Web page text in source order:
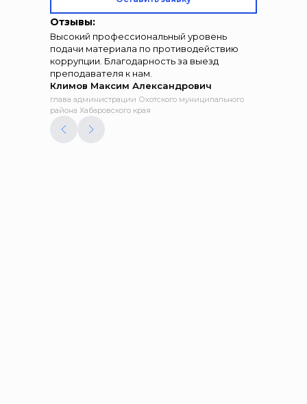
Отзывы:
Высокий профессиональный уровень
подачи материала по противодействию
коррупции. Благодарность за выезд
преподавателя к нам.
Климов Максим Александрович
глава администрации Охотского муниципального
района Хабаровского края